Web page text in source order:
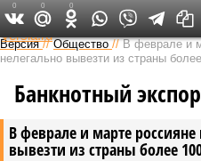
Версия //Общество //В феврале и
нелегально вывезти из страны
В феврале и марте
вывезти из страны более
Банкнотный
0 0 0